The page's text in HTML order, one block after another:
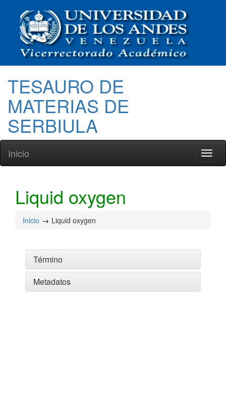
TESAURO DE
MATERIAS DE
SERBIULA
Inicio
Liquid oxygen
Inicio Liquid oxygen
Término
Metadatos